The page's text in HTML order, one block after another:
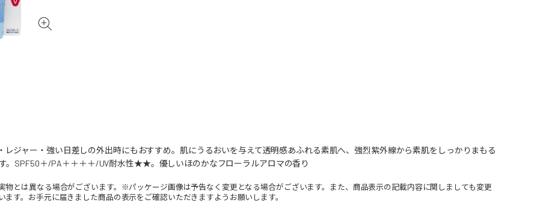
レジャー・強い日差しの外出時にもおすすめ。肌にうるおいを与えて透明感あふれる素肌へ、強烈紫外線から素肌をしっかりまもる
。SPF50＋/PA＋＋＋＋/UV耐水性★★。優しいほのかなフローラルアロマの香り
物とは異なる場合がございます。※パッケージ画像は予告なく変更となる場合がございます。また、商品表示の記載内容に関しましても変更
ます。お手元に届きました商品の表示をご確認いただきますようお願いします。